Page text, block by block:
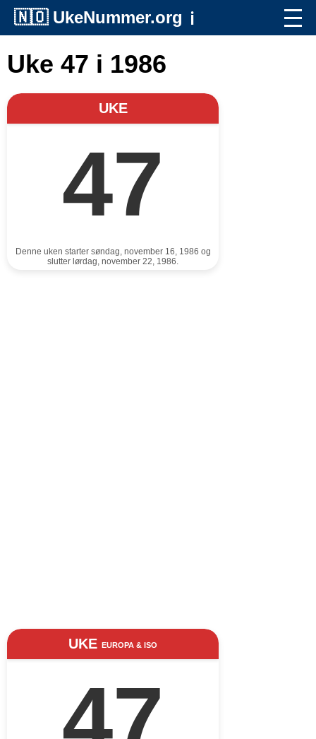
🇳🇴 UkeNummer.org ℹ️
Uke 47 i 1986
UKE
47
Denne uken starter søndag, november 16, 1986 og
slutter lørdag, november 22, 1986.
UKE EUROPA & ISO